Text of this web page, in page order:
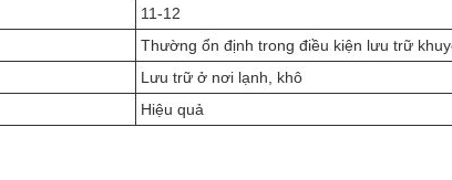
11-12
Thường ổn định trong điều kiện lưu trữ
Lưu trữ ở nơi lạnh, khô
Hiệu quả